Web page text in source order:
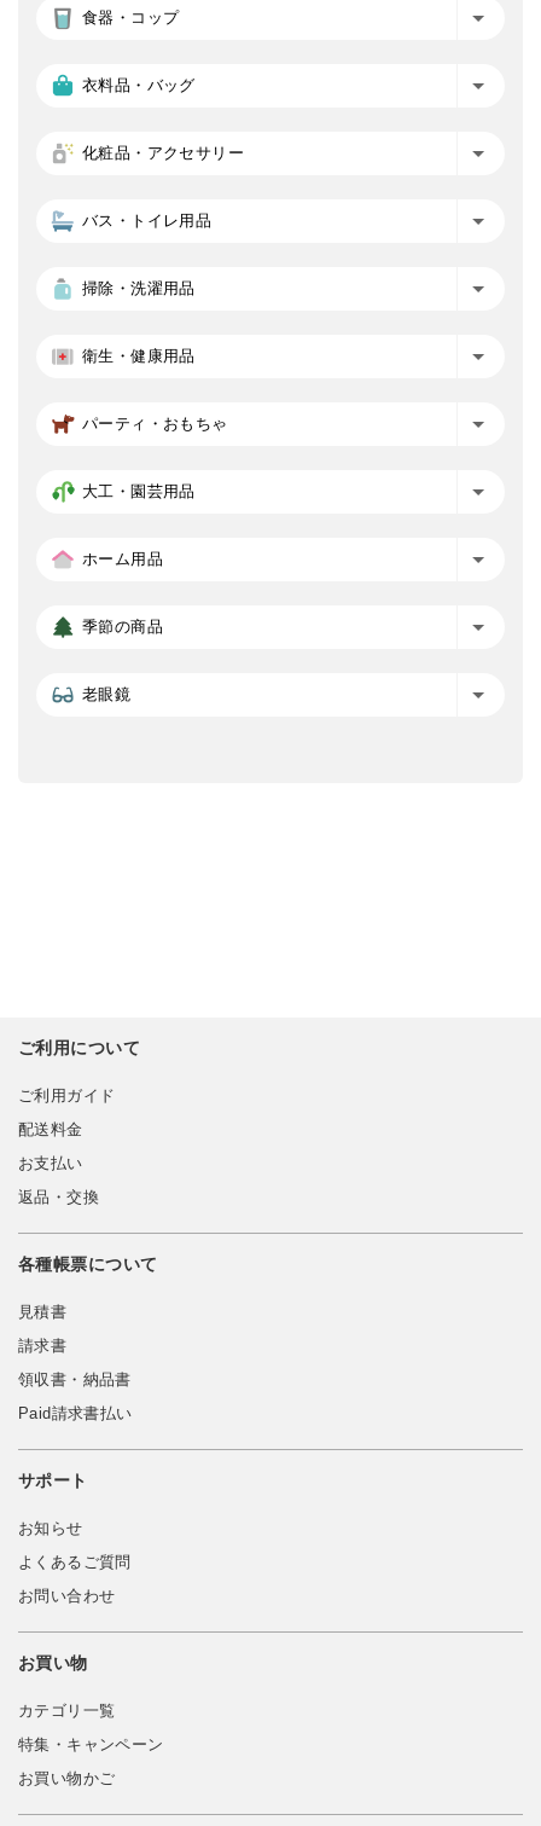
食器・コップ
衣料品・バッグ
化粧品・アクセサリー
バス・トイレ用品
掃除・洗濯用品
衛生・健康用品
パーティ・おもちゃ
大工・園芸用品
ホーム用品
季節の商品
老眼鏡
ご利用について
ご利用ガイド
配送料金
お支払い
返品・交換
各種帳票について
見積書
請求書
領収書・納品書
Paid請求書払い
サポート
お知らせ
よくあるご質問
お問い合わせ
お買い物
カテゴリ一覧
特集・キャンペーン
お買い物かご